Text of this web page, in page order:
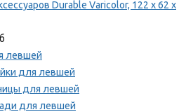
Durable Varicolor, 122 x 62 x
левшей
для левшей
для левшей
для левшей